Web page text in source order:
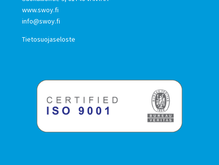
www.swoy.fi
info@swoy.fi
Tietosuojaseloste